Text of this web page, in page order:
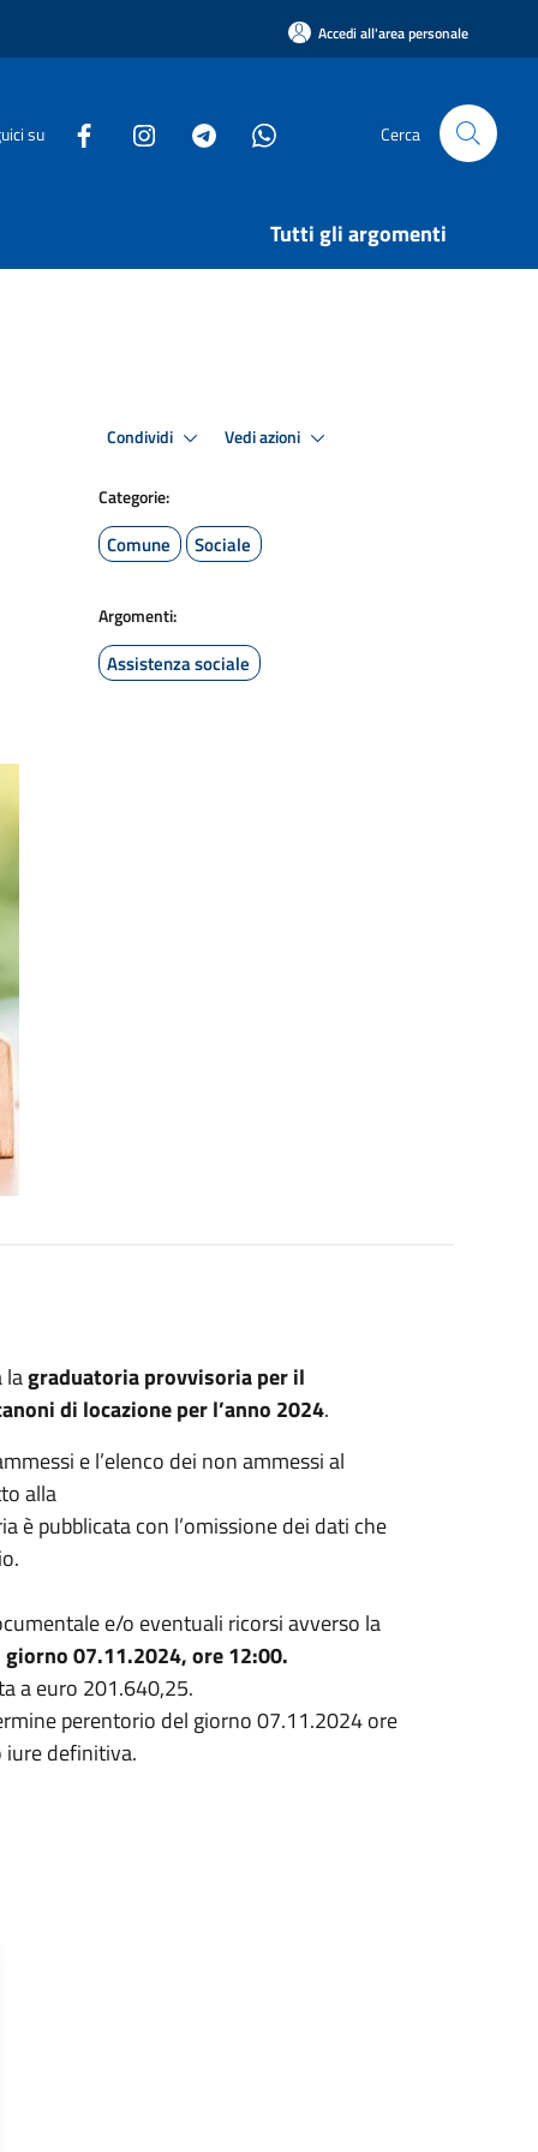
Accedi all'area personale
su Cerca
Tutti gli argomenti
Condividi Vedi azioni
Categorie:
Comune Sociale
Argomenti:
Assistenza sociale
lagraduatoria provvisoria per il
di locazione per l’anno 2024.
e l’elenco dei non ammessi al
alla
è pubblicata con l’omissione dei dati che
e/o eventuali ricorsi avverso la
07.11.2024, ore 12:00.
a euro 201.640,25.
perentorio del giorno 07.11.2024 ore
iure definitiva.